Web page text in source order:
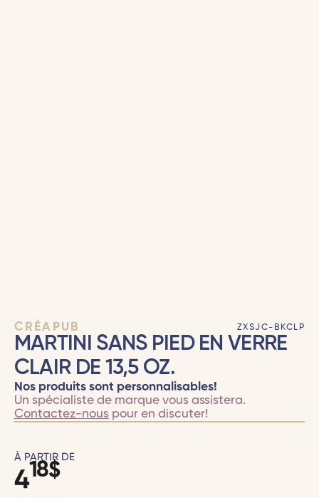
CRÉAPUB ZXSJC-BKCLP
MARTINI SANS PIED EN VERRE
CLAIR DE 13,5 OZ.
Nos produits sont personnalisables!
Un spécialiste de marque vous assistera.
Contactez-nouspour en discuter!
À PARTIR DE
418$